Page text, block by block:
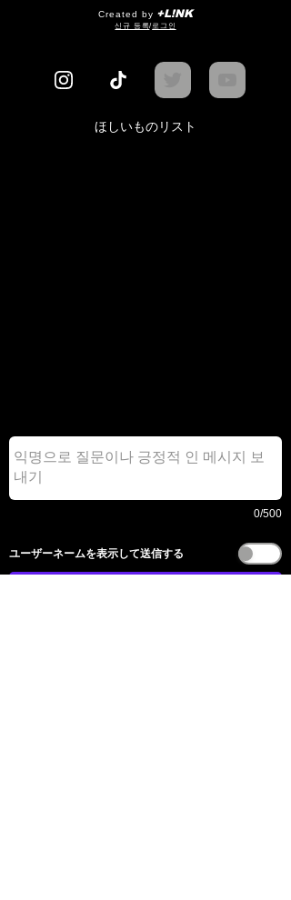
Created by +L!NK
​신규 등록/로그인
ほしいものリスト
0/500
​ユーザーネームを表示して送信する